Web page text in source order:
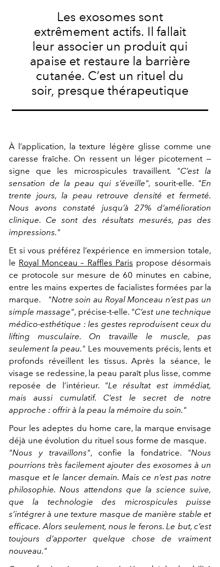
Les exosomes sont
extrêmement actifs. Il fallait
leur associer un produit qui
apaise et restaure la barrière
cutanée. C’est un rituel du
soir, presque thérapeutique
À l’application, la texture légère glisse comme une
caresse fraîche. On ressent un léger picotement —
signe que les microspicules travaillent. "C’est la
sensation de la peau qui s’éveille", sourit-elle. "En
trente jours, la peau retrouve densité et fermeté.
Nous avons constaté jusqu’à 27% d’amélioration
clinique. Ce sont des résultats mesurés, pas des
impressions."
Et si vous préférez l’expérience en immersion totale,
le Royal Monceau – Raffles Paris propose désormais
ce protocole sur mesure de 60 minutes en cabine,
entre les mains expertes de facialistes formées par la
marque.
"Notre soin au Royal Monceau n’est pas un
simple massage", précise-t-elle. "C’est une technique
médico-esthétique : les gestes reproduisent ceux du
lifting musculaire. On travaille le muscle, pas
seulement la peau." Les mouvements précis, lents et
profonds réveillent les tissus. Après la séance, le
visage se redessine, la peau paraît plus lisse, comme
reposée de l’intérieur.
"Le résultat est immédiat,
mais aussi cumulatif. C’est le secret de notre
approche : offrir à la peau la mémoire du soin."
Pour les adeptes du home care, la marque envisage
déjà une évolution du rituel sous forme de masque.
"Nous y travaillons", confie la fondatrice. "Nous
pourrions très facilement ajouter des exosomes à un
masque et le lancer demain. Mais ce n’est pas notre
philosophie. Nous attendons que la science suive,
que la technologie des microspicules puisse
s’intégrer à une texture masque de manière stable et
efficace. Alors seulement, nous le ferons. Le but, c’est
toujours d’apporter quelque chose de vraiment
nouveau."